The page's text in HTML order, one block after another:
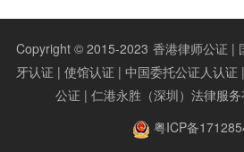
Copyright © 2015-2023 香港律师公证 |
牙认证 | 使馆认证 | 中国委托公证人认
公证 | 仁港永胜（深圳）法律服务
粤ICP备